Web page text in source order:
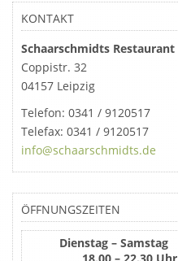
KONTAKT
Schaarschmidts Restaurant
Coppistr. 32
04157 Leipzig
Telefon: 0341 / 9120517
Telefax: 0341 / 9120517
info@schaarschmidts.de
ÖFFNUNGSZEITEN
Dienstag – Samstag